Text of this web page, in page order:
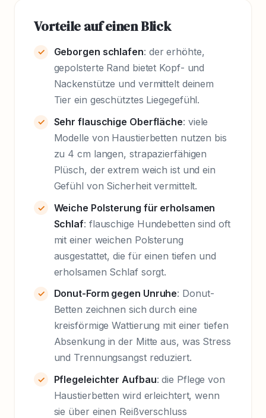
Vorteile auf einen Blick
Geborgen schlafen: der erhöhte,
gepolsterte Rand bietet Kopf- und
Nackenstütze und vermittelt deinem
Tier ein geschütztes Liegegefühl.
Sehr flauschige Oberfläche: viele
Modelle von Haustierbetten nutzen bis
zu 4 cm langen, strapazierfähigen
Plüsch, der extrem weich ist und ein
Gefühl von Sicherheit vermittelt.
Weiche Polsterung für erholsamen
Schlaf: flauschige Hundebetten sind oft
mit einer weichen Polsterung
ausgestattet, die für einen tiefen und
erholsamen Schlaf sorgt.
Donut-Form gegen Unruhe: Donut-
Betten zeichnen sich durch eine
kreisförmige Wattierung mit einer tiefen
Absenkung in der Mitte aus, was Stress
und Trennungsangst reduziert.
Pflegeleichter Aufbau: die Pflege von
Haustierbetten wird erleichtert, wenn
sie über einen Reißverschluss